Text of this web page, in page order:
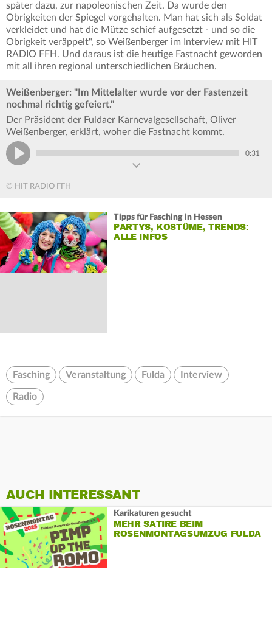
später dazu, zur napoleonischen Zeit. Da wurde den
Obrigkeiten der Spiegel vorgehalten. Man hat sich als Soldat
verkleidet und hat die Mütze schief aufgesetzt - und so die
Obrigkeit veräppelt", so Weißenberger im Interview mit HIT
RADIO FFH. Und daraus ist die heutige Fastnacht geworden
mit all ihren regional unterschiedlichen Bräuchen.
Weißenberger: "Im Mittelalter wurde vor der Fastenzeit
nochmal richtig gefeiert."
Der Präsident der Fuldaer Karnevalgesellschaft, Oliver
Weißenberger, erklärt, woher die Fastnacht kommt.
0:31
© HIT RADIO FFH
Tipps für Fasching in Hessen
PARTYS, KOSTÜME, TRENDS:
ALLE INFOS
Fasching Veranstaltung Fulda Interview
Radio
AUCH INTERESSANT
Karikaturen gesucht
MEHR SATIRE BEIM
ROSENMONTAGSUMZUG FULDA